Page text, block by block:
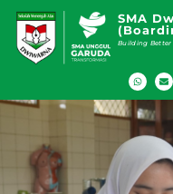
SMA
Building Better